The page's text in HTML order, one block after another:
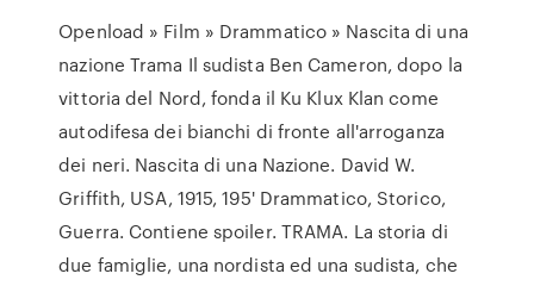
Openload » Film » Drammatico » Nascita di una
nazione Trama Il sudista Ben Cameron, dopo la
vittoria del Nord, fonda il Ku Klux Klan come
autodifesa dei bianchi di fronte all'arroganza
dei neri. Nascita di una Nazione. David W.
Griffith, USA, 1915, 195' Drammatico, Storico,
Guerra. Contiene spoiler. TRAMA. La storia di
due famiglie, una nordista ed una sudista, che